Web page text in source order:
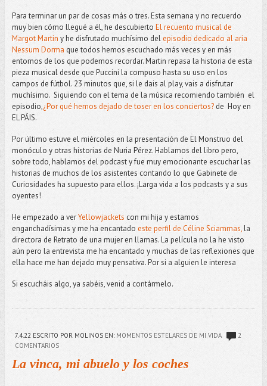
Para terminar un par de cosas más o tres. Esta semana y no recuerdo
muy bien cómo llegué a él, he descubierto El recuento musical de
Margot Martin y he disfrutado muchísimo delepisodio dedicado al aria
Nessum Dorma que todos hemos escuchado más veces y en más
entornos de los que podemos recordar. Martin repasa la historia de esta
pieza musical desde que Puccini la compuso hasta su uso en los
campos de fútbol. 23 minutos que, si le dais al play, vais a disfrutar
muchísimo. Siguiendo con el tema de la música recomiendo también el
episodio,¿Por qué hemos dejado de toser en los conciertos?de Hoy en
EL PÁIS.
Por último estuve el miércoles en la presentación de El Monstruo del
monóculo y otras historias de Nuria Pérez. Hablamos del libro pero,
sobre todo, hablamos del podcast y fue muy emocionante escuchar las
historias de muchos de los asistentes contando lo que Gabinete de
Curiosidades ha supuesto para ellos. ¡Larga vida a los podcasts y a sus
oyentes!
He empezado a verYellowjackets con mi hija y estamos
enganchadísimas y me ha encantado este perfil de Céline Sciammas,la
directora de Retrato de una mujer en llamas. La película no la he visto
aún pero la entrevista me ha encantado y muchas de las reflexiones que
ella hace me han dejado muy pensativa. Por si a alguien le interesa
Si escucháis algo, ya sabéis, venid a contármelo.
7.4.22ESCRITO POR MOLINOS EN: MOMENTOS ESTELARES DE MI VIDA
2
COMENTARIOS
La vinca, mi abuelo y los coches